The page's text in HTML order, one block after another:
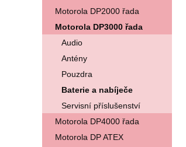
Motorola DP2000 řada
Motorola DP3000 řada
Audio
Antény
Pouzdra
Baterie a nabíječe
Servisní příslušenství
Motorola DP4000 řada
Motorola DP ATEX